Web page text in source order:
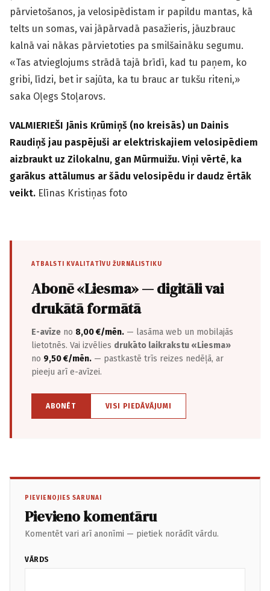
pārvietošanos, ja velosipēdistam ir papildu mantas, kā
telts un somas, vai jāpārvadā pasažieris, jāuzbrauc
kalnā vai nākas pārvietoties pa smilšaināku segumu.
«Tas atvieglojums strādā tajā brīdī, kad tu paņem, ko
gribi, līdzi, bet ir sajūta, ka tu brauc ar tukšu riteni,»
saka Oļegs Stoļarovs.
VALMIERIEŠI Jānis Krūmiņš (no kreisās) un Dainis
Raudiņš jau paspējuši ar elektriskajiem velosipēdiem
aizbraukt uz Zilokalnu, gan Mūrmuižu. Viņi vērtē, ka
garākus attālumus ar šādu velosipēdu ir daudz ērtāk
veikt. Elīnas Kristiņas foto
ATBALSTI KVALITATĪVU ŽURNĀLISTIKU
Abonē «Liesma» — digitāli vai
drukātā formātā
E-avīze no 8,00 €/mēn. — lasāma web un mobilajās
lietotnēs. Vai izvēlies drukāto laikrakstu «Liesma»
no 9,50 €/mēn. — pastkastē trīs reizes nedēļā, ar
pieeju arī e-avīzei.
ABONĒT VISI PIEDĀVĀJUMI
PIEVIENOJIES SARUNAI
Pievieno komentāru
Komentēt vari arī anonīmi — pietiek norādīt vārdu.
VĀRDS